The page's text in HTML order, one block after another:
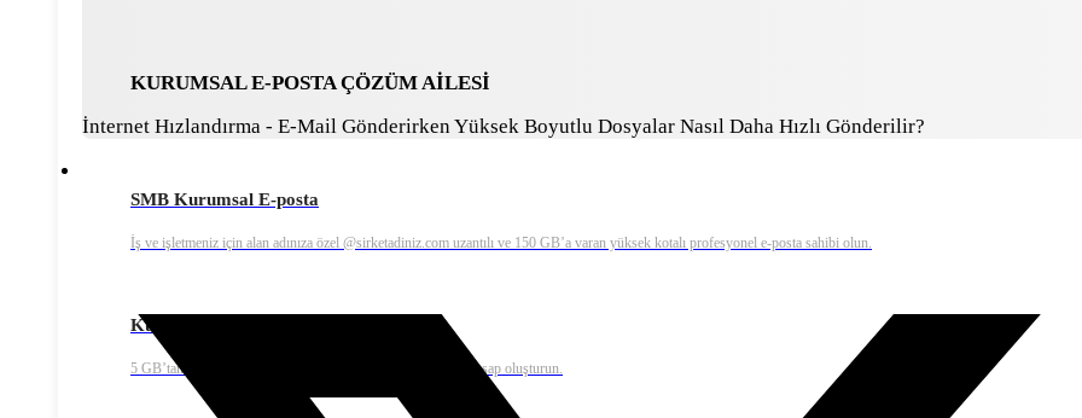
KURUMSAL E-POSTA ÇÖZÜM AİLESİ
SMB Kurumsal E-posta
İş ve işletmeniz için alan adınıza özel @sirketadiniz.com uzantılı ve 150 GB’a varan yüksek kotalı profesyonel e-posta sahibi olun.
Kurumsal Ekonomik E-posta
5 GB’tan başlayıp 5 GB’lık artışlarla istediğiniz kapasitede hesap oluşturun.
İnternet Hızlandırma - E-Mail Gönderirken Yüksek Boyutlu Dosyalar Nasıl Daha Hızlı Gönderilir?